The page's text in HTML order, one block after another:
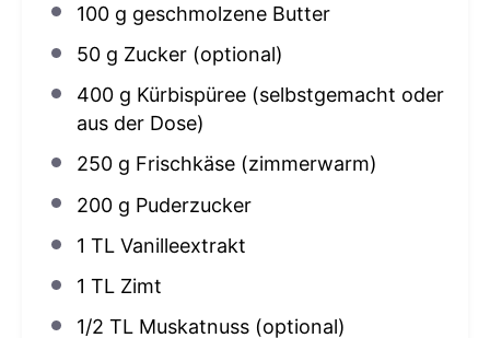
100 g geschmolzene Butter
50 g Zucker (optional)
400 g Kürbispüree (selbstgemacht oder
aus der Dose)
250 g Frischkäse (zimmerwarm)
200 g Puderzucker
1 TL Vanilleextrakt
1 TL Zimt
1/2 TL Muskatnuss (optional)